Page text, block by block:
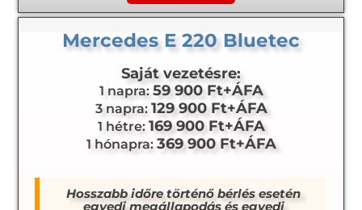
Mercedes E 220 Bluetec
Saját vezetésre:
1 napra: 59 900 Ft+ÁFA
3 napra: 129 900 Ft+ÁFA
1 hétre: 169 900 Ft+ÁFA
1 hónapra: 369 900 Ft+ÁFA
Hosszabb időre történő bérlés esetén
egyedi megállapodás és egyedi